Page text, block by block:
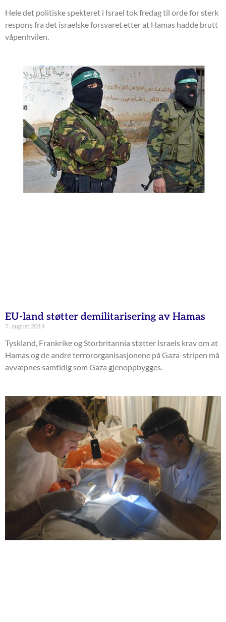
Hele det politiske spekteret i Israel tok fredag til orde for sterk
respons fra det israelske forsvaret etter at Hamas hadde brutt
våpenhvilen.
EU-land støtter demilitarisering av Hamas
7. august 2014
Tyskland, Frankrike og Storbritannia støtter Israels krav om at
Hamas og de andre terrororganisasjonene på Gaza-stripen må
avvæpnes samtidig som Gaza gjenoppbygges.